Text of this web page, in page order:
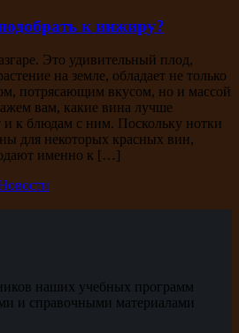
к инжиру?
Это удивительный плод,
на земле, обладает не только
потрясающим вкусом, но и массой
вам, какие вина лучше
и к блюдам с ним. Поскольку нотки
для некоторых красных вин,
именно к […]
наших учебных программ
и справочными материалами